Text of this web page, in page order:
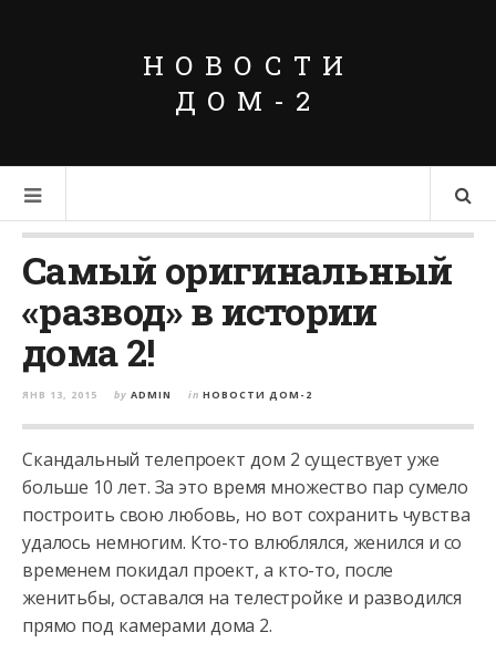
НОВОСТИ
ДОМ-2
Самый оригинальный
«развод» в истории
дома 2!
ЯНВ 13, 2015 by ADMIN in НОВОСТИ ДОМ-2
Скандальный телепроект дом 2 существует уже
больше 10 лет. За это время множество пар сумело
построить свою любовь, но вот сохранить чувства
удалось немногим. Кто-то влюблялся, женился и со
временем покидал проект, а кто-то, после
женитьбы, оставался на телестройке и разводился
прямо под камерами дома 2.